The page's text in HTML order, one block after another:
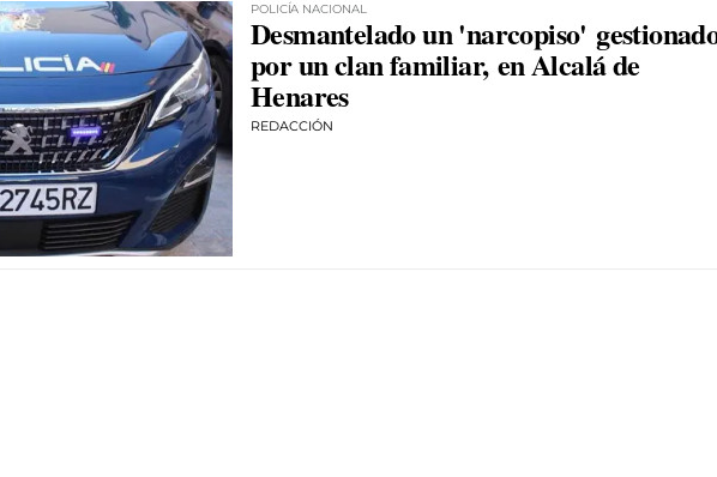
POLICÍA NACIONAL
Desmantelado un 'narcopiso'
por un clan familiar, en Alcalá de
Henares
REDACCIÓN